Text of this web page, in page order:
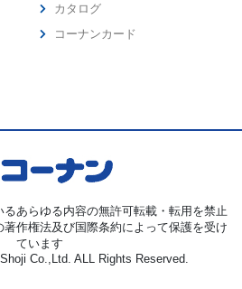
カタログ
コーナンカード
あらゆる内容の無許可転載・転用を禁止
作権法及び国際条約によって保護を受け
ています
Co.,Ltd. ALL Rights Reserved.